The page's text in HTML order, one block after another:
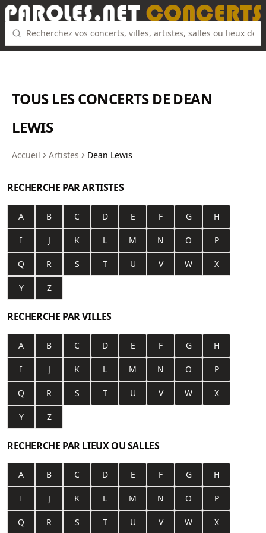
TOUS LES CONCERTS DE DEAN
LEWIS
Accueil Artistes Dean Lewis
RECHERCHE PAR ARTISTES
A B C D E F G H
I J K L M N O P
Q R S T U V W X
Y Z
RECHERCHE PAR VILLES
A B C D E F G H
I J K L M N O P
Q R S T U V W X
Y Z
RECHERCHE PAR LIEUX OU SALLES
A B C D E F G H
I J K L M N O P
Q R S T U V W X